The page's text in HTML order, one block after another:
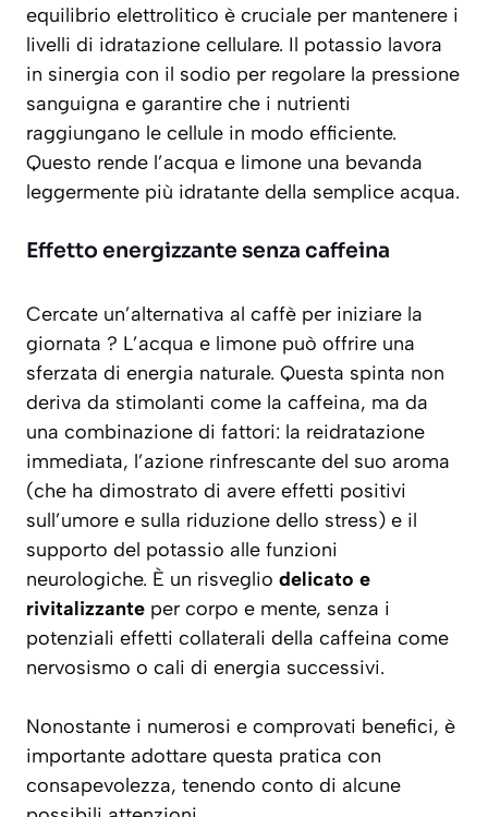
equilibrio elettrolitico è cruciale per mantenere i
livelli di idratazione cellulare. Il potassio lavora
in sinergia con il sodio per regolare la pressione
sanguigna e garantire che i nutrienti
raggiungano le cellule in modo efficiente.
Questo rende l’acqua e limone una bevanda
leggermente più idratante della semplice acqua.
Effetto energizzante senza caffeina
Cercate un’alternativa al caffè per iniziare la
giornata ? L’acqua e limone può offrire una
sferzata di energia naturale. Questa spinta non
deriva da stimolanti come la caffeina, ma da
una combinazione di fattori: la reidratazione
immediata, l’azione rinfrescante del suo aroma
(che ha dimostrato di avere effetti positivi
sull’umore e sulla riduzione dello stress) e il
supporto del potassio alle funzioni
neurologiche. È un risveglio delicato e
rivitalizzante per corpo e mente, senza i
potenziali effetti collaterali della caffeina come
nervosismo o cali di energia successivi.
Nonostante i numerosi e comprovati benefici, è
importante adottare questa pratica con
consapevolezza, tenendo conto di alcune